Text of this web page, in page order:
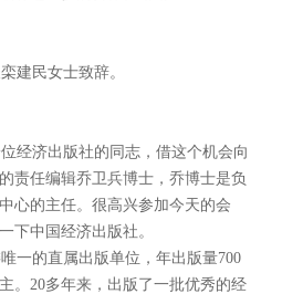
建民女士致辞。
经济出版社的同志，借这个机会向
责任编辑乔卫兵博士，乔博士是负
心的主任。很高兴参加今天的会
下中国经济出版社。
一的直属出版单位，年出版量700
。20多年来，出版了一批优秀的经